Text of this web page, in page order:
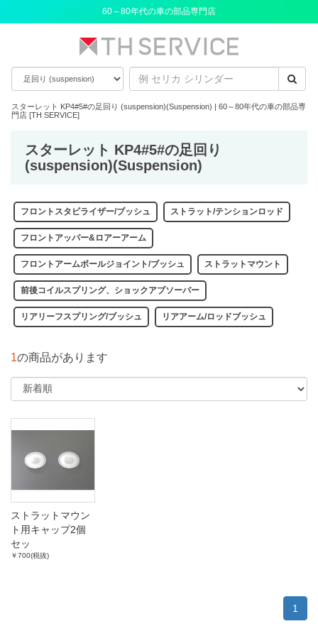
60～80年代の車の部品専門店
スターレット KP4#5#の足回り (suspension)(Suspension) | 60～80年代の車の部品専
門店 [TH SERVICE]
スターレット KP4#5#の足回り
(suspension)(Suspension)
フロントスタビライザー/ブッシュ ストラット/テンションロッド
フロントアッパー&ロアーアーム
フロントアームボールジョイント/ブッシュ ストラットマウント
前後コイルスプリング、ショックアブソーバー
リアリーフスプリング/ブッシュ リアアーム/ロッドブッシュ
1の商品があります
ストラットマウン
ト用キャップ2個
セッ
ト,Φ30(KE2#3#4#5#,
￥700(税抜)
1